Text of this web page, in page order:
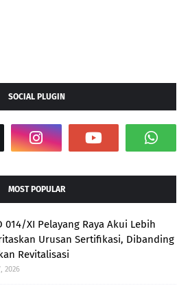
SOCIAL PLUGIN
MOST POPULAR
014/XI Pelayang Raya Akui Lebih
Urusan Sertifikasi, Dibanding
Revitalisasi
2026